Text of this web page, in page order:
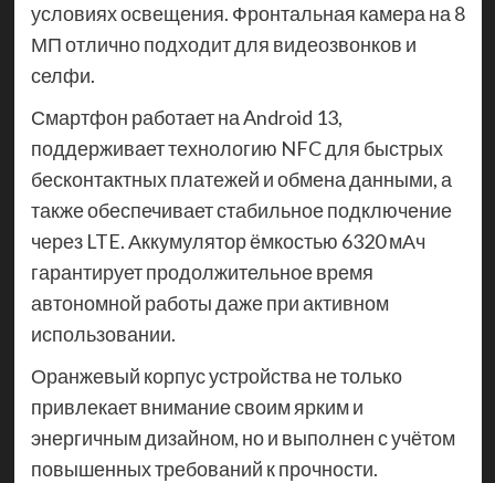
условиях освещения. Фронтальная камера на 8
МП отлично подходит для видеозвонков и
селфи.
Смартфон работает на Android 13,
поддерживает технологию NFC для быстрых
бесконтактных платежей и обмена данными, а
также обеспечивает стабильное подключение
через LTE. Аккумулятор ёмкостью 6320 мАч
гарантирует продолжительное время
автономной работы даже при активном
использовании.
Оранжевый корпус устройства не только
привлекает внимание своим ярким и
энергичным дизайном, но и выполнен с учётом
повышенных требований к прочности.